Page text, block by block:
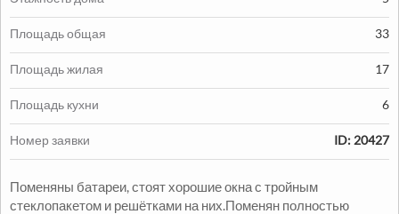
Продажа:
1330000грн.
Продажа Квартиры
2комн. 48м Александровский р-н
Площадь общая 33
Площадь жилая 17
Площадь кухни 6
Номер заявки ID: 20427
Поменяны батареи, стоят хорошие окна с тройным
стеклопакетом и решётками на них.Поменян полностью